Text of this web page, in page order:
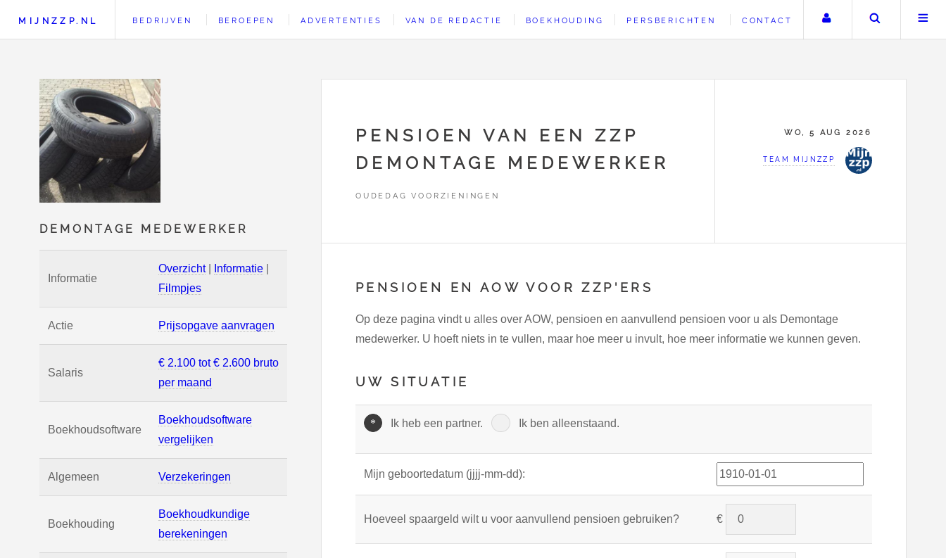
DEMONTAGE MEDEWERKER
Informatie
Overzicht| Informatie
Filmpjes
Actie Prijsopgave aanvragen
Salaris
€ 2.100 tot € 2.600 bruto
per maand
Boekhoudsoftware
Boekhoudsoftware
vergelijken
Algemeen Verzekeringen
Boekhouding
Boekhoudkundige
berekeningen
MIJNZZP.NL BEDRIJVEN BEROEPEN ADVERTENTIES VAN DE REDACTIE BOEKHOUDING PERSBERICHTEN CONTACT Uw accountZoeken
PENSIOEN VAN EEN ZZP
DEMONTAGE MEDEWERKER
OUDEDAG VOORZIENINGEN
WO, 5 AUG 2026
TEAM MIJNZZP
PENSIOEN EN AOW VOOR ZZP'ERS
Op deze pagina vindt u alles over AOW, pensioen en aanvullend pensioen voor u als Demontage
medewerker. U hoeft niets in te vullen, maar hoe meer u invult, hoe meer informatie we kunnen geven.
UW SITUATIE
Ik heb een partner. Ik ben alleenstaand.
Mijn geboortedatum (jjjj-mm-dd):
Hoeveel spaargeld wilt u voor aanvullend pensioen gebruiken? €